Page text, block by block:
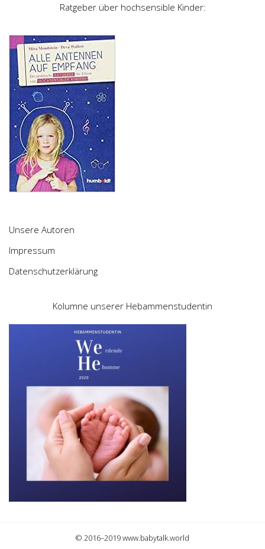
Ratgeber über hochsensible Kinder:
Unsere Autoren
Impressum
Datenschutzerklärung
Kolumne unserer Hebammenstudentin
© 2016–2019 www.babytalk.world